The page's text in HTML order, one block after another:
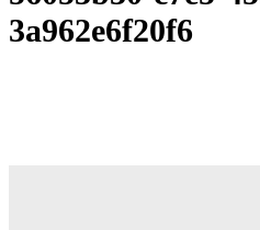
3a962e6f20f6